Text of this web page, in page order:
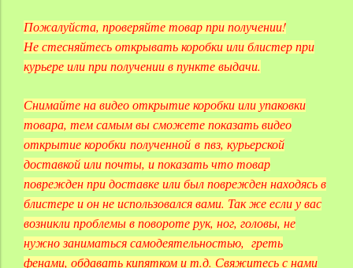
Пожалуйста, проверяйте товар при получении!
Не стесняйтесь открывать коробки или блистер при
курьере или при получении в пункте выдачи.
Снимайте на видео открытие коробки или упаковки
товара, тем самым вы сможете показать видео
открытие коробкиполученнойвпвз, курьерской
доставкойили почты, и показать что товар
поврежден при доставке или был поврежден находясь в
блистере и он неиспользовалсявами. Так же если у вас
возникли проблемы в повороте рук, ног, головы, не
нужно заниматься самодеятельностью, греть
фенами, обдавать кипятком и т.д. Свяжитесь с нами